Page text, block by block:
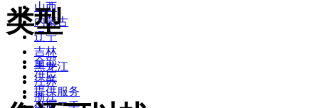
山西
内蒙古
辽宁
吉林
黑龙江
江苏
浙江
类型
全部
供应
提供服务